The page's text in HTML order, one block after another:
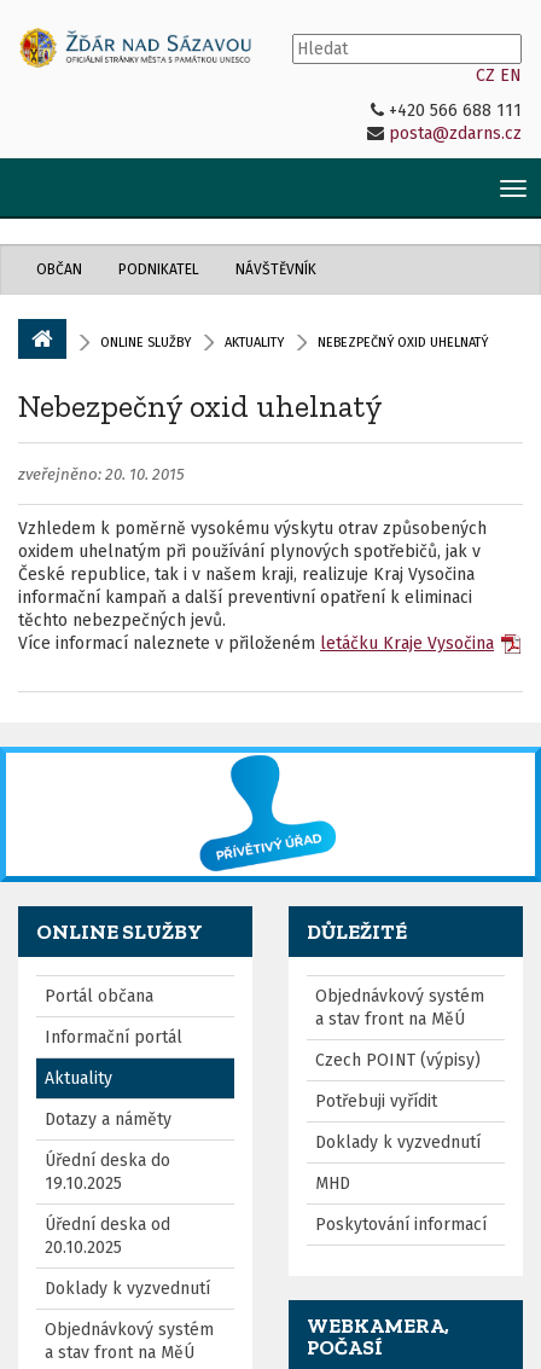
CZ EN
+420 566 688 111
posta@zdarns.cz
OBČAN PODNIKATEL NÁVŠTĚVNÍK
ONLINE SLUŽBY AKTUALITY NEBEZPEČNÝ OXID UHELNATÝ
Nebezpečný oxid uhelnatý
zveřejněno: 20. 10. 2015
Vzhledem k poměrně vysokému výskytu otrav způsobených
oxidem uhelnatým při používání plynových spotřebičů, jak v
České republice, tak i v našem kraji, realizuje Kraj Vysočina
informační kampaň a další preventivní opatření k eliminaci
těchto nebezpečných jevů.
Více informací naleznete v přiloženém letáčku Kraje Vysočina
ONLINE SLUŽBY
Portál občana
Informační portál
Aktuality
Dotazy a náměty
Úřední deska do
19.10.2025
Úřední deska od
20.10.2025
Doklady k vyzvednutí
Objednávkový systém
a stav front na MěÚ
DŮLEŽITÉ
Objednávkový systém
a stav front na MěÚ
Czech POINT (výpisy)
Potřebuji vyřídit
Doklady k vyzvednutí
MHD
Poskytování informací
WEBKAMERA,
POČASÍ